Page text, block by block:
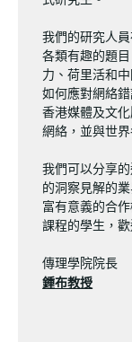
我們的研究人
各類有趣的題
力、荷里活和
如何應對網絡
香港媒體及文
網絡，並與世
我們可以分享
的洞察見解的
富有意義的合
課程的學生，歡
傳理學院院長
鍾布教授